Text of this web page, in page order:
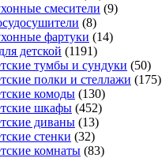
смесители (9)
(8)
фартуки (14)
детской (1191)
тумбы и сундуки (50)
полки и стеллажи (175)
комоды (130)
шкафы (452)
диваны (13)
стенки (32)
комнаты (83)